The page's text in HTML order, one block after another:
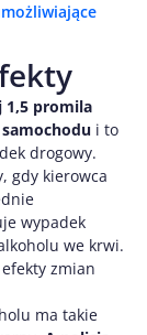
1,5 promila
i to
drogowy.
gdy kierowca
wypadek
we krwi.
zmian
ma takie